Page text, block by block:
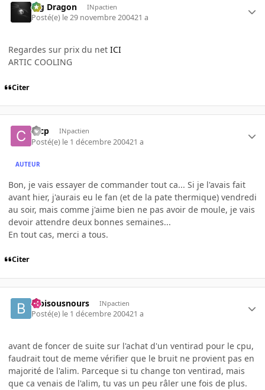
Big Dragon INpactien
Posté(e) le 29 novembre 200421 a
Regardes sur prix du net ICI
ARTIC COOLING
Citer
cccp INpactien
Posté(e) le 1 décembre 200421 a
AUTEUR
Bon, je vais essayer de commander tout ca... Si je l'avais fait
avant hier, j'aurais eu le fan (et de la pate thermique) vendredi
au soir, mais comme j'aime bien ne pas avoir de moule, je vais
devoir attendre deux bonnes semaines...
En tout cas, merci a tous.
Citer
bibisousnours INpactien
Posté(e) le 1 décembre 200421 a
avant de foncer de suite sur l'achat d'un ventirad pour le cpu,
faudrait tout de meme vérifier que le bruit ne provient pas en
majorité de l'alim. Parceque si tu change ton ventirad, mais
que ca venais de l'alim, tu vas un peu râler une fois de plus.